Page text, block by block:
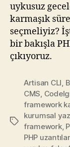
uykusuz
karmaşık
seçmeliyiz?
bir bakışla
çıkıyoruz.
Etiketler
Artisan CLI,
CMS,
framework
kurumsal
framework,
PHP